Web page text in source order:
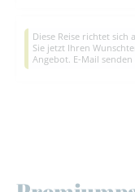
Diese Reise richtet sich
Sie jetzt Ihren
Angebot. E-Mail senden